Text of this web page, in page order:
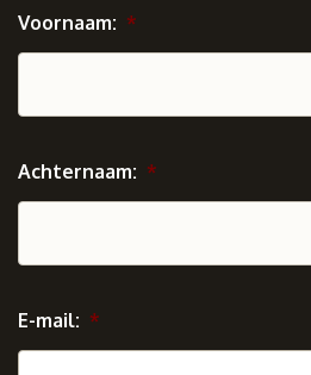
Voornaam: *
Achternaam: *
E-mail: *